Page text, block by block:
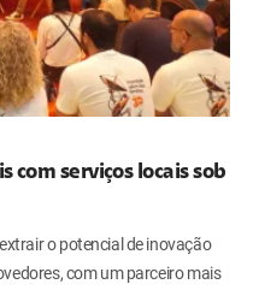
com serviços locais sob
o potencial de inovação
com um parceiro mais